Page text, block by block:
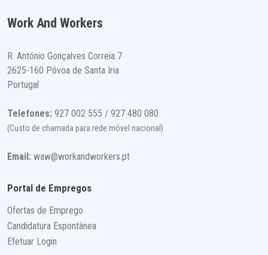
Work And Workers
R. António Gonçalves Correia 7
2625-160 Póvoa de Santa Iria
Portugal
Telefones: 927 002 555 / 927 480 080
(Custo de chamada para rede móvel nacional)
Email: waw@workandworkers.pt
Portal de Empregos
Ofertas de Emprego
Candidatura Espontânea
Efetuar Login